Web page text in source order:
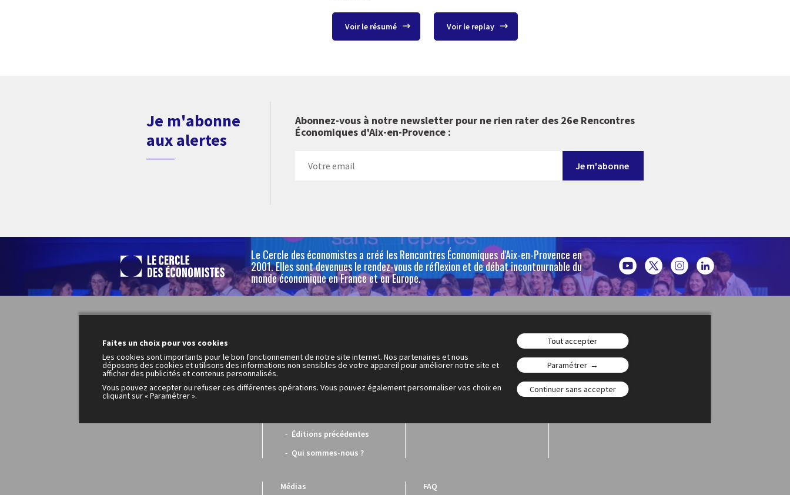
Voir le résumé Voir le replay
Je m'abonne
aux alertes
Abonnez-vous à notre newsletter pour ne rien rater des 26e Rencontres
Économiques d'Aix-en-Provence :
Le Cercle des économistes a créé les Rencontres Économiques d'Aix-en-Provence en
2001. Elles sont devenues le rendez-vous de réflexion et de débat incontournable du
monde économique en France et en Europe.
Intervenants
Dialogue économique
Éditions précédentes
Qui sommes-nous ?
Le programme
Médias FAQ
Faites un choix pour vos cookies
Les cookies sont importants pour le bon fonctionnement de notre site internet. Nos partenaires et nous
déposons des cookies et utilisons des informations non sensibles de votre appareil pour améliorer notre site et
afficher des publicités et contenus personnalisés.
Vous pouvez accepter ou refuser ces différentes opérations. Vous pouvez également personnaliser vos choix en
cliquant sur « Paramétrer ».
Tout accepter
Paramétrer
Continuer sans accepter